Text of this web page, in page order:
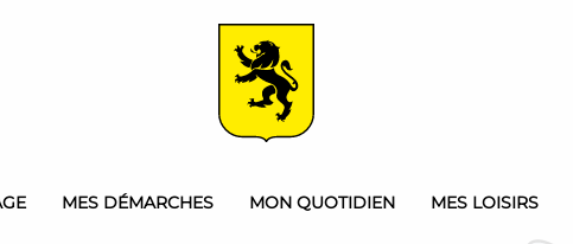
MES DÉMARCHES MON QUOTIDIEN MES LOISIRS